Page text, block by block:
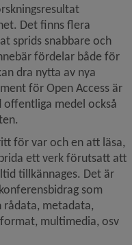
öppnas i nytt
Det finns flera
sprids snabbare och
fördelar både för
dra nytta av nya
för Open Access är
offentliga medel också
för var och en att läsa,
ett verk förutsatt att
tillkännages. Det är
som
rådata, metadata,
multimedia, osv